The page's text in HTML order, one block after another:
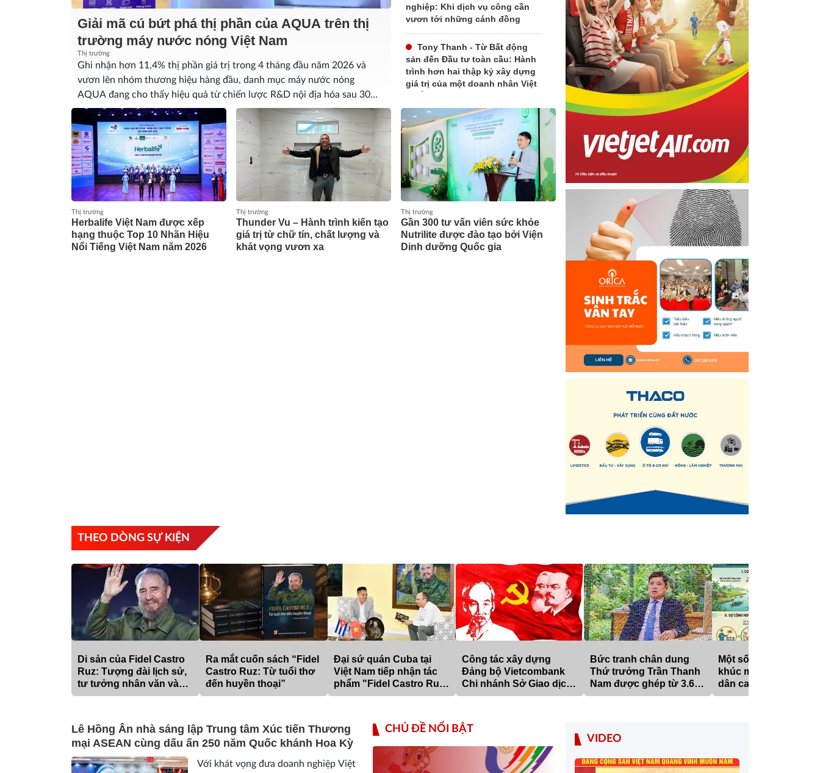
Giải mã cú bứt phá thị phần của AQUA trên thị
trường máy nước nóng Việt Nam
Thị trường
Ghi nhận hơn 11,4% thị phần giá trị trong 4 tháng đầu năm 2026 và
vươn lên nhóm thương hiệu hàng đầu, danh mục máy nước nóng
AQUA đang cho thấy hiệu quả từ chiến lược R&D nội địa hóa sau 30
năm hiện diện tại Việt Nam. Đây là một case study đáng phân tích trong
ngành điện gia dụng.
nghiệp: Khi dịch vụ công cần
vươn tới những cánh đồng
Tony Thanh - Từ Bất động
sản đến Đầu tư toàn cầu: Hành
trình hơn hai thập kỷ xây dựng
giá trị của một doanh nhân Việt
Jackson Chen – Building
Sustainable Projects with
Modern Construction Materials
and Innovative Container
Solutions
Kevin Trần: Không xây dựng
hình tượng, anh chọn xây dựng
giá trị của một con người
Minh Triệu Watch - Địa chỉ
Thị trường
Herbalife Việt Nam được xếp
hạng thuộc Top 10 Nhãn Hiệu
Nổi Tiếng Việt Nam năm 2026
Thị trường
Thunder Vu – Hành trình kiến tạo
giá trị từ chữ tín, chất lượng và
khát vọng vươn xa
Thị trường
Gần 300 tư vấn viên sức khỏe
Nutrilite được đào tạo bởi Viện
Dinh dưỡng Quốc gia
THEO DÒNG SỰ KIỆN
Di sản của Fidel Castro
Ruz: Tượng đài lịch sử,
tư tưởng nhân văn và
khát vọng vĩnh hằng
Ra mắt cuốn sách “Fidel
Castro Ruz: Từ tuổi thơ
đến huyền thoại”
Đại sứ quán Cuba tại
Việt Nam tiếp nhận tác
phẩm "Fidel Castro Ruz -
Cuba trong trái tim
Công tác xây dựng
Đảng bộ Vietcombank
Chi nhánh Sở Giao dịch
trong sạch, vững mạnh,
tham nhũng, tiêu cực,
“tự diễn biến”, “tự
chuyển hóa” trong kỷ
nguyên phát triển mới
Bức tranh chân dung
Thứ trưởng Trần Thanh
Nam được ghép từ 3.600
tấm ảnh nhỏ
Một số đặc trưng của
khúc mang âm
dân ca Nam Bộ
Lê Hồng Ân nhà sáng lập Trung tâm Xúc tiến Thương
mại ASEAN cùng dấu ấn 250 năm Quốc khánh Hoa Kỳ
Với khát vọng đưa doanh nghiệp Việt
CHỦ ĐỀ NỔI BẬT
VIDEO